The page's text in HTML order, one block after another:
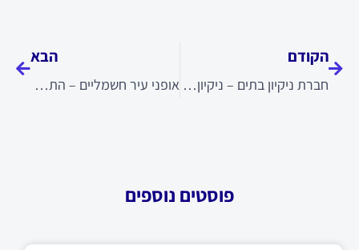
הקודם
חברת ניקיון בתים – ניקיון יסודי לכל סוגי הדירות
הבא
אופני עיר חשמליים – התחילו כל יום עם נסיעה קלה ונעימה
פוסטים נוספים